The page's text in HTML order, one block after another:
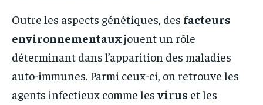
Outre les aspects génétiques, des facteurs
environnementauxjouent un rôle
déterminant dans l’apparition des maladies
auto-immunes. Parmi ceux-ci, on retrouve les
agents infectieux comme les virus et les